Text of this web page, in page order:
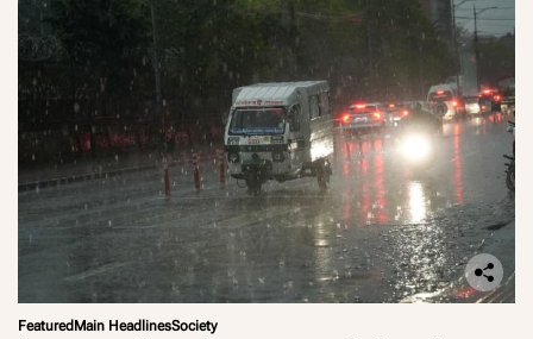
Featured Main HeadlinesSociety